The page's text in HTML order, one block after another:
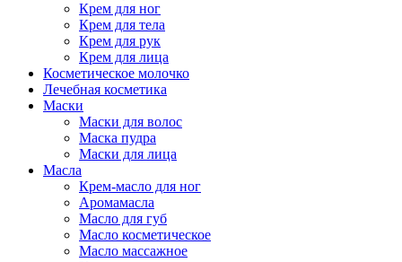
Крем для ног
Крем для тела
Крем для рук
Крем для лица
Косметическое молочко
Лечебная косметика
Маски
Маски для волос
Маска пудра
Маски для лица
Масла
Крем-масло для ног
Аромамасла
Масло для губ
Масло косметическое
Масло массажное